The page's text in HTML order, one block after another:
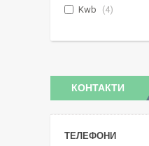
Kwb
4
КОНТАКТИ